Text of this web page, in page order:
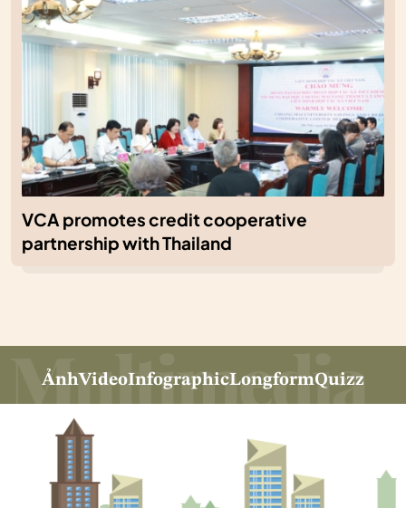
VCA promotes credit cooperative
partnership with Thailand
ẢnhVideoInfographicLongformQuizz